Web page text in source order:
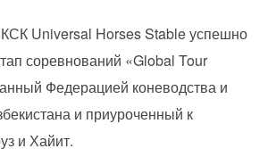
Universal Horses Stable успешно
соревнований «Global Tour
Федерацией коневодства и
и приуроченный к
и Хайит.